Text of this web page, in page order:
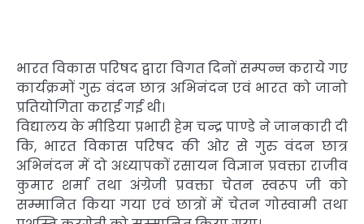
भारत विकास परिषद द्वारा विगत दिनों सम्पन्न कराये गए
कार्यक्रमों गुरु वंदन छात्र अभिनंदन एवं भारत को जानो
प्रतियोगिता कराई गई थी।
विद्यालय के मीडिया प्रभारी हेम चन्द्र पाण्डे ने जानकारी दी
कि, भारत विकास परिषद की ओर से गुरु वंदन छात्र
अभिनंदन में दो अध्यापकों रसायन विज्ञान प्रवक्ता राजीव
कुमार शर्मा तथा अंग्रेजी प्रवक्ता चेतन स्वरूप जी को
सम्मानित किया गया एवं छात्रों में चेतन गोस्वामी तथा